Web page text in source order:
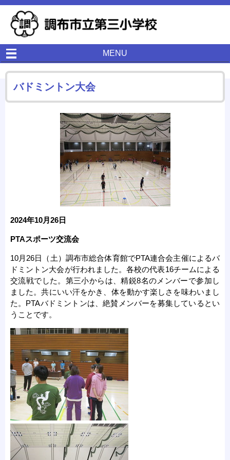
MENU
バドミントン大会
2024年10月26日
PTAスポーツ交流会
10月26日（土）調布市総合体育館でPTA連合会主催によるバ
ドミントン大会が行われました。各校の代表16チームによる
交流戦でした。第三小からは、精鋭8名のメンバーで参加し
ました。共にいい汗をかき、体を動かす楽しさを味わいまし
た。PTAバドミントンは、絶賛メンバーを募集しているとい
うことです。